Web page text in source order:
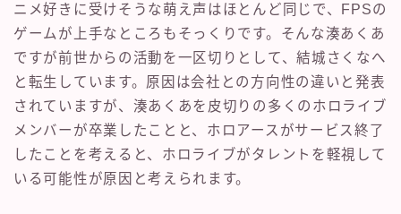
ニメ好きに受けそうな萌え声はほとんど同じで、FPSの
ゲームが上手なところもそっくりです。そんな湊あくあ
ですが前世からの活動を一区切りとして、結城さくなへ
と転生しています。原因は会社との方向性の違いと発表
されていますが、湊あくあを皮切りの多くのホロライブ
メンバーが卒業したことと、ホロアースがサービス終了
したことを考えると、ホロライブがタレントを軽視して
いる可能性が原因と考えられます。